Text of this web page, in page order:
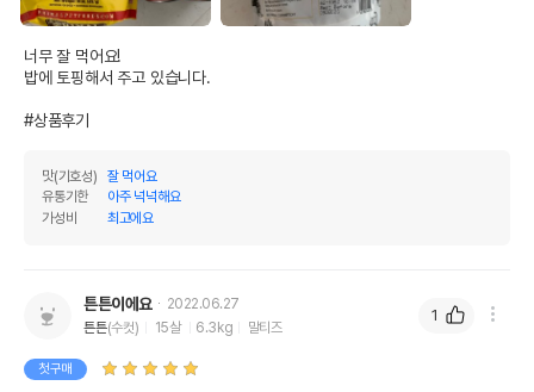
너무 잘 먹어요!
밥에 토핑해서 주고 있습니다.
#상품후기
맛(기호성)
잘 먹어요
유통기한
아주 넉넉해요
가성비
최고에요
튼튼이에요
2022.06.27
튼튼(수컷) 15살 6.3kg 말티즈
첫구매
1